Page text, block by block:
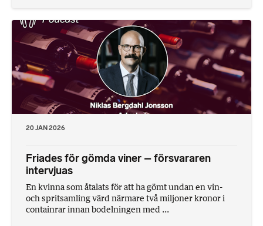
20 JAN 2026
Friades för gömda viner – försvararen
intervjuas
En kvinna som åtalats för att ha gömt undan en vin-
och spritsamling värd närmare två miljoner kronor i
containrar innan bodelningen med ...